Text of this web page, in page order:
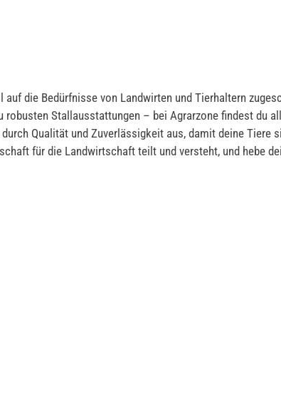
die Bedürfnisse von Landwirten und Tierhaltern
Stallausstattungen – bei Agrarzone findest du
Qualität und Zuverlässigkeit aus, damit deine Tiere
für die Landwirtschaft teilt und versteht, und hebe